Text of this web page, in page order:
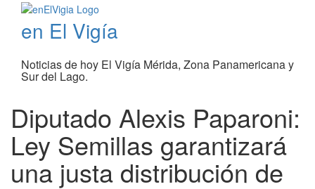
en El Vigía
Noticias de hoy El Vigía Mérida, Zona Panamericana y
Sur del Lago.
Diputado Alexis Paparoni:
Ley Semillas garantizará
una justa distribución de